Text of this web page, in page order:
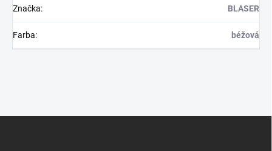
Značka: BLASER
Farba: béžová